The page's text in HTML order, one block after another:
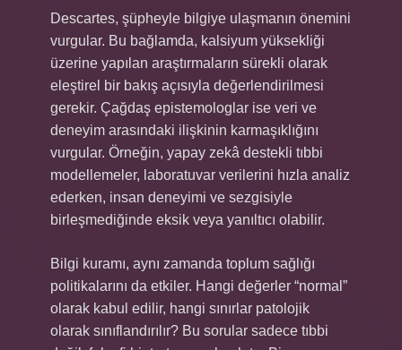
Descartes, şüpheyle bilgiye ulaşmanın önemini
vurgular. Bu bağlamda, kalsiyum yüksekliği
üzerine yapılan araştırmaların sürekli olarak
eleştirel bir bakış açısıyla değerlendirilmesi
gerekir. Çağdaş epistemologlar ise veri ve
deneyim arasındaki ilişkinin karmaşıklığını
vurgular. Örneğin, yapay zekâ destekli tıbbi
modellemeler, laboratuvar verilerini hızla analiz
ederken, insan deneyimi ve sezgisiyle
birleşmediğinde eksik veya yanıltıcı olabilir.
Bilgi kuramı, aynı zamanda toplum sağlığı
politikalarını da etkiler. Hangi değerler “normal”
olarak kabul edilir, hangi sınırlar patolojik
olarak sınıflandırılır? Bu sorular sadece tıbbi